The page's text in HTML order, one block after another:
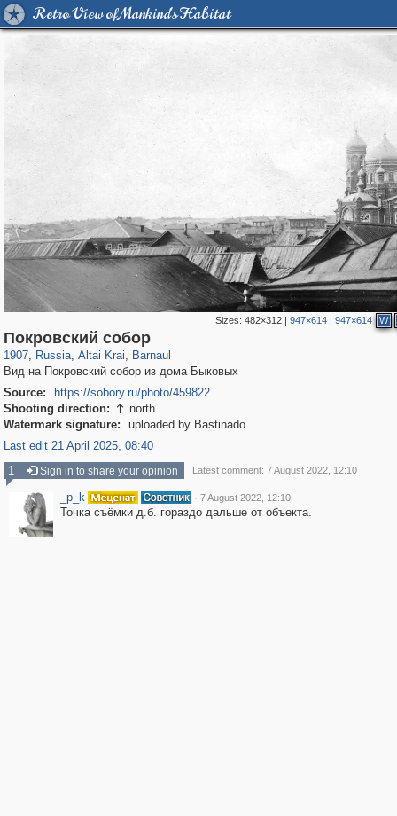
Retro View of Mankind's Habitat
Sizes: 482×312| 947×614| 947×614 W
Покровский собор
1907, Russia
1,406,930 29,248
, Altai Krai
2,365 13
, Barnaul
1,126
Вид на Покровский собор из дома Быковых
Source:
https://sobory.ru/photo/459822
Shooting direction:  north
Watermark signature:
uploaded by Bastinado
Last edit 21 April 2025, 08:40
1
Sign in to share your opinion Latest comment: 7 August 2022, 12:10
_p_k · 7 August 2022, 12:10
Точка съёмки д.б. гораздо дальше от объекта.